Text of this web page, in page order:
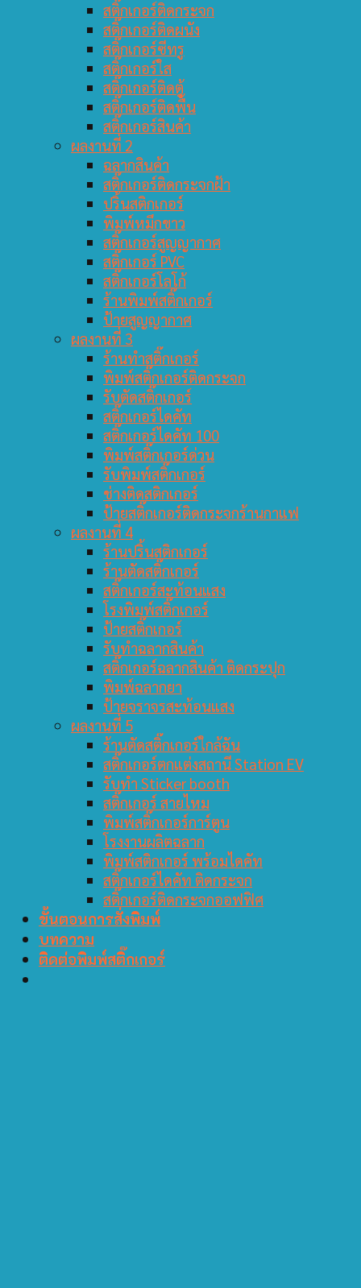
สติ๊กเกอร์ติดกระจก
สติ๊กเกอร์ติดผนัง
สติ๊กเกอร์ซีทรู
สติ๊กเกอร์ใส
สติ๊กเกอร์ติดตู้
สติ๊กเกอร์ติดพื้น
สติ๊กเกอร์สินค้า
ผลงานที่ 2
ฉลากสินค้า
สติ๊กเกอร์ติดกระจกฝ้า
ปริ้นสติกเกอร์
พิมพ์หมึกขาว
สติ๊กเกอร์สูญญากาศ
สติ๊กเกอร์ PVC
สติ๊กเกอร์โลโก้
ร้านพิมพ์สติ๊กเกอร์
ป้ายสูญญากาศ
ผลงานที่ 3
ร้านทำสติ๊กเกอร์
พิมพ์สติ๊กเกอร์ติดกระจก
รับตัดสติ๊กเกอร์
สติ๊กเกอร์ไดคัท
สติ๊กเกอร์ไดคัท 100
พิมพ์สติ๊กเกอร์ด่วน
รับพิมพ์สติ๊กเกอร์
ช่างติดสติกเกอร์
ป้ายสติ๊กเกอร์ติดกระจกร้านกาแฟ
ผลงานที่ 4
ร้านปริ้นสติกเกอร์
ร้านตัดสติ๊กเกอร์
สติ๊กเกอร์สะท้อนแสง
โรงพิมพ์สติ๊กเกอร์
ป้ายสติ๊กเกอร์
รับทำฉลากสินค้า
สติ๊กเกอร์ฉลากสินค้า ติดกระปุก
พิมพ์ฉลากยา
ป้ายจราจรสะท้อนแสง
ผลงานที่ 5
ร้านตัดสติ๊กเกอร์ใกล้ฉัน
สติ๊กเกอร์ตกแต่งสถานี Station EV
รับทำ Sticker booth
สติ๊กเกอร์ สายไหม
พิมพ์สติ๊กเกอร์การ์ตูน
โรงงานผลิตฉลาก
พิมพ์สติกเกอร์ พร้อมไดคัท
สติ๊กเกอร์ไดคัท ติดกระจก
สติ๊กเกอร์ติดกระจกออฟฟิศ
ขั้นตอนการสั่งพิมพ์
บทความ
ติดต่อพิมพ์สติ๊กเกอร์